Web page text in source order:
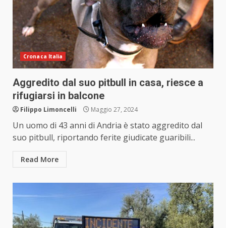
Cronaca Italia
Aggredito dal suo pitbull in casa, riesce a
rifugiarsi in balcone
Filippo Limoncelli Maggio 27, 2024
Un uomo di 43 anni di Andria è stato aggredito dal
suo pitbull, riportando ferite giudicate guaribili...
Read More